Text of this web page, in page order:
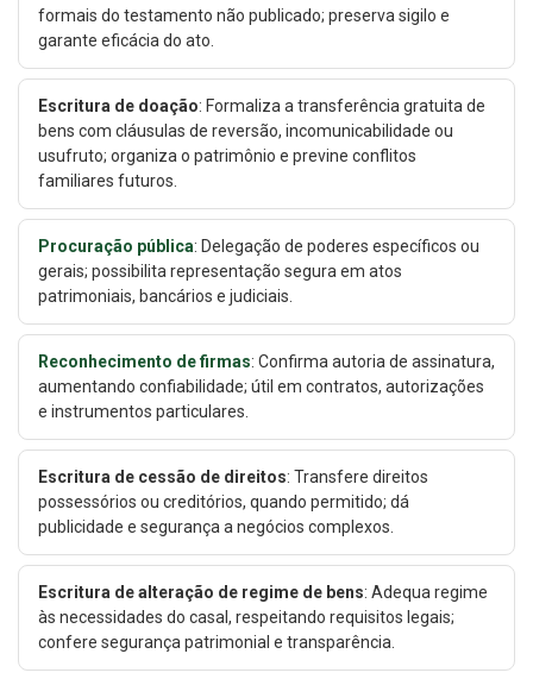
formais do testamento não publicado; preserva sigilo e
garante eficácia do ato.
Escritura de doação: Formaliza a transferência gratuita de
bens com cláusulas de reversão, incomunicabilidade ou
usufruto; organiza o patrimônio e previne conflitos
familiares futuros.
Procuração pública: Delegação de poderes específicos ou
gerais; possibilita representação segura em atos
patrimoniais, bancários e judiciais.
Reconhecimento de firmas: Confirma autoria de assinatura,
aumentando confiabilidade; útil em contratos, autorizações
e instrumentos particulares.
Escritura de cessão de direitos: Transfere direitos
possessórios ou creditórios, quando permitido; dá
publicidade e segurança a negócios complexos.
Escritura de alteração de regime de bens: Adequa regime
às necessidades do casal, respeitando requisitos legais;
confere segurança patrimonial e transparência.